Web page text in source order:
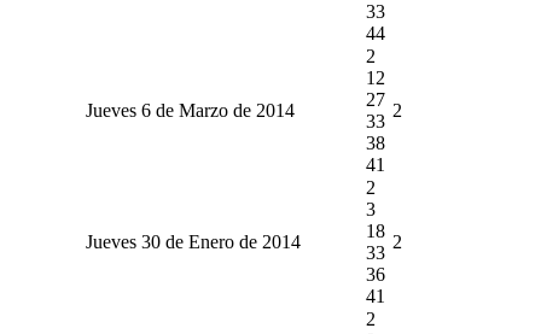
33
44
Jueves 6 de Marzo de 2014
2
12
27
33
38
41
2
Jueves 30 de Enero de 2014
2
3
18
33
36
41
2
2